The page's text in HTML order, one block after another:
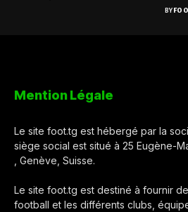
BY
Mention Légale
Le site foot.tg est hébergé par la
siège social est situé à 25 Eugène-
, Genève, Suisse.
Le site foot.tg est destiné à fournir
football et les différents clubs,